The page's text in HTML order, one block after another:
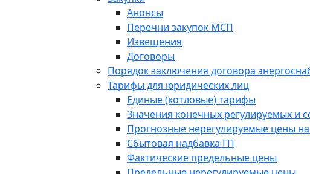
Анонсы
Перечни закупок МСП
Извещения
Договоры
Порядок заключения договора
Тарифы для юридических лиц
Единые (котловые) тарифы
Значения конечных регулируемых
Прогнозные нерегулируемые цены
Сбытовая надбавка ГП
Фактические предельные цены